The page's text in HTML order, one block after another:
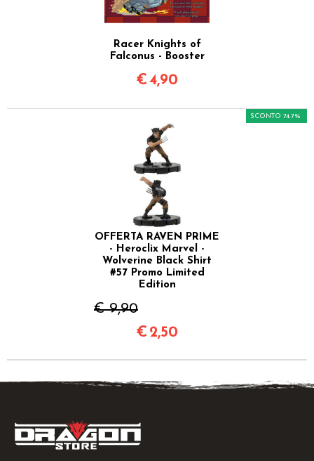
Racer Knights of
Falconus - Booster
€4,90
OFFERTA RAVEN PRIME
- Heroclix Marvel -
Wolverine Black Shirt
#57 Promo Limited
Edition
€ 9,90
SCONTO 74.7%
€ 2,50